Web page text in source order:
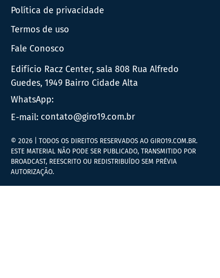
Política de privacidade
Termos de uso
Fale Conosco
Edifício Racz Center, sala 808 Rua Alfredo
Guedes, 1949 Bairro Cidade Alta
WhatsApp:
E-mail: contato@giro19.com.br
© 2026 | TODOS OS DIREITOS RESERVADOS AO GIRO19.COM.BR.
ESTE MATERIAL NÃO PODE SER PUBLICADO, TRANSMITIDO POR
BROADCAST, REESCRITO OU REDISTRIBUÍDO SEM PRÉVIA
AUTORIZAÇÃO.